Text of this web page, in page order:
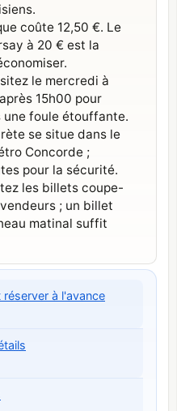
coûte 12,50 €. Le
à 20 € est la
le mercredi à
15h00 pour
une foule étouffante.
se situe dans le
Concorde ;
pour la sécurité.
les billets coupe-
; un billet
matinal suffit
réserver à l'avance